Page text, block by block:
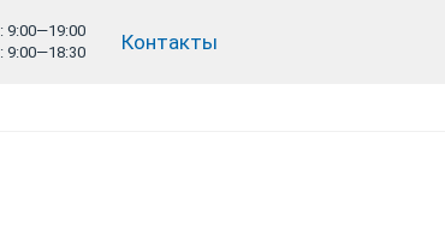
9:00—19:00
9:00—18:30
Контакты